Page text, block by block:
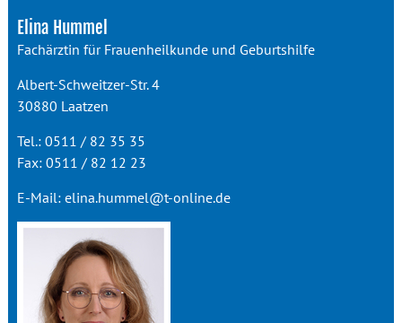
Elina Hummel
Fachärztin für Frauenheilkunde und Geburtshilfe
Albert-Schweitzer-Str. 4
30880 Laatzen
Tel.: 0511 / 82 35 35
Fax: 0511 / 82 12 23
E-Mail: elina.hummel@t-online.de